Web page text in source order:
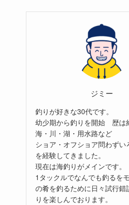
ジミー
釣りが好きな30代です。
幼少期から釣りを開始 歴は
海・川・湖・用水路など
ショア・オフショア問わずい
を経験してきました。
現在は海釣りがメインです。
1タックルでなんでも釣るを
の肴を釣るために日々試行錯
りを楽しんでおります。